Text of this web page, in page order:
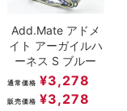
Add.Mate アドメ
イト アーガイルハ
ーネス S ブルー
通常価格 ¥3,278
販売価格 ¥3,278